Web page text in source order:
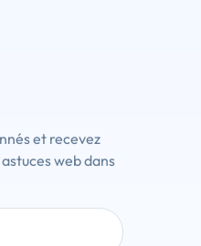
et recevez
web dans